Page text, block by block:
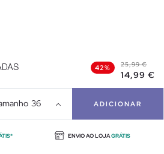
42% 25,99 €
14,99 €
36 ADICIONAR
ENVIO AO LOJAGRÁTIS